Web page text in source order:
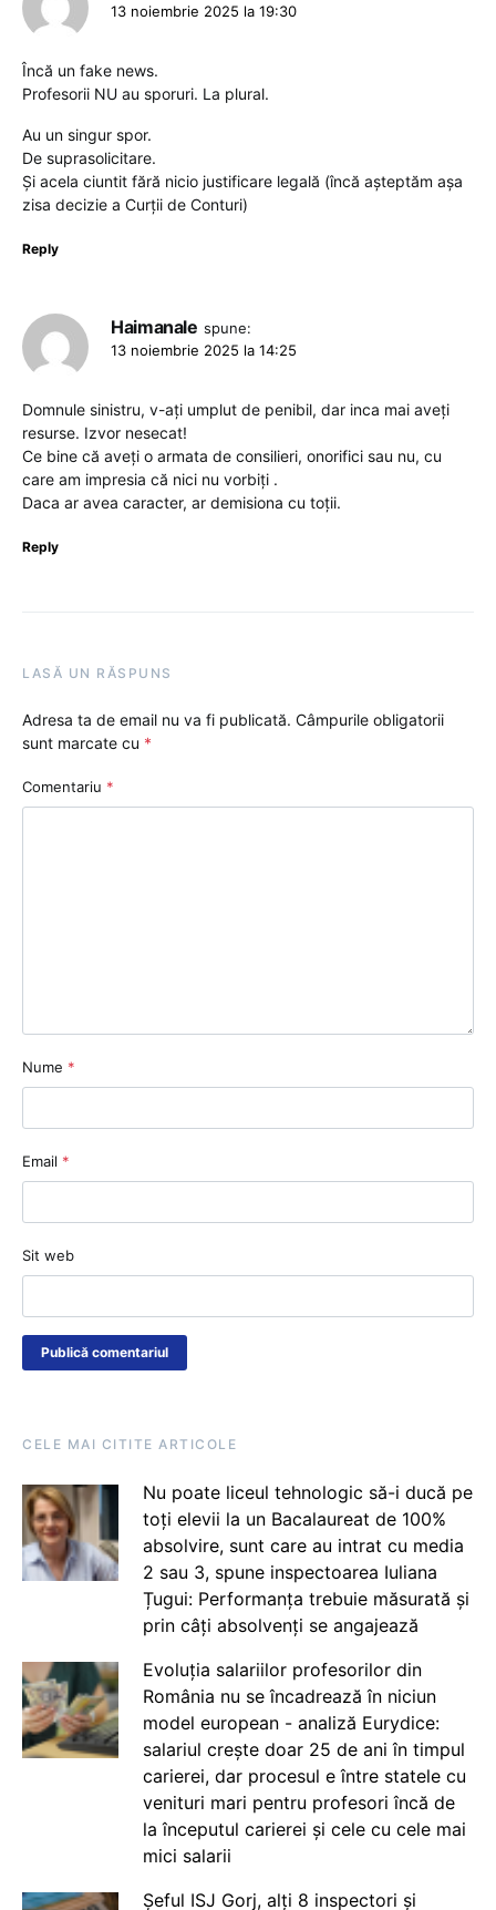
13 noiembrie 2025 la 19:30
Încă un fake news.
Profesorii NU au sporuri. La plural.
Au un singur spor.
De suprasolicitare.
Și acela ciuntit fără nicio justificare legală (încă așteptăm așa
zisa decizie a Curții de Conturi)
Reply
Haimanale spune:
13 noiembrie 2025 la 14:25
Domnule sinistru, v-ați umplut de penibil, dar inca mai aveți
resurse. Izvor nesecat!
Ce bine că aveți o armata de consilieri, onorifici sau nu, cu
care am impresia că nici nu vorbiți .
Daca ar avea caracter, ar demisiona cu toții.
Reply
LASĂ UN RĂSPUNS
Adresa ta de email nu va fi publicată. Câmpurile obligatorii
sunt marcate cu *
Comentariu *
Nume *
Email *
Sit web
CELE MAI CITITE ARTICOLE
Nu poate liceul tehnologic să-i ducă pe
toți elevii la un Bacalaureat de 100%
absolvire, sunt care au intrat cu media
2 sau 3, spune inspectoarea Iuliana
Țugui: Performanța trebuie măsurată și
prin câți absolvenți se angajează
Evoluția salariilor profesorilor din
România nu se încadrează în niciun
model european - analiză Eurydice:
salariul crește doar 25 de ani în timpul
carierei, dar procesul e între statele cu
venituri mari pentru profesori încă de
la începutul carierei și cele cu cele mai
mici salarii
Șeful ISJ Gorj, alți 8 inspectori și